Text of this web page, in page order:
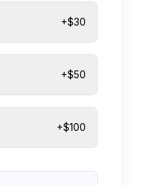
+$30
+$50
+$100